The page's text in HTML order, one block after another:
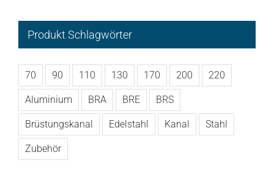
Produkt Schlagwörter
70 90 110 130 170 200 220
Aluminium BRA BRE BRS
Brüstungskanal Edelstahl Kanal Stahl
Zubehör